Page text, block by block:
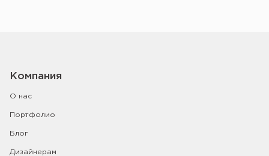
Компания
О нас
Портфолио
Блог
Дизайнерам